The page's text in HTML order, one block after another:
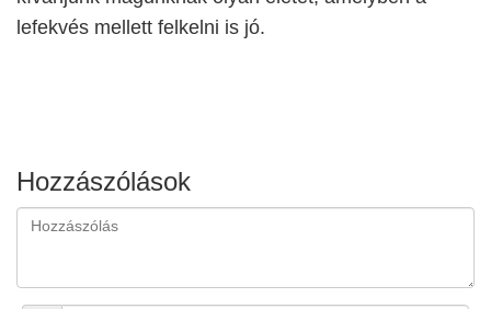
lefekvés mellett felkelni is jó.
Hozzászólások